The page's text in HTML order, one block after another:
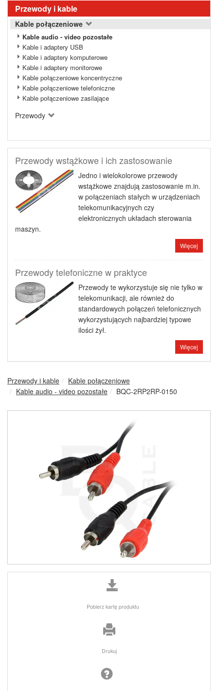
Przewody i kable
Kable połączeniowe
Kable audio - video pozostałe
Kable i adaptery USB
Kable i adaptery komputerowe
Kable i adaptery monitorowe
Kable połączeniowe koncentryczne
Kable połączeniowe telefoniczne
Kable połączeniowe zasilające
Przewody
Przewody wstążkowe i ich zastosowanie
Jedno i wielokolorowe przewody
wstążkowe znajdują zastosowanie m.in.
w połączeniach stałych w urządzeniach
telekomunikacyjnych czy
elektronicznych układach sterowania
maszyn.
Więcej
Przewody telefoniczne w praktyce
Przewody te wykorzystuje się nie tylko w
telekomunikacji, ale również do
standardowych połączeń telefonicznych
wykorzystujących najbardziej typowe
ilości żył.
Więcej
Przewody i kable
Kable połączeniowe
Kable audio - video pozostałe
BQC-2RP2RP-0150
Pobierz kartę produktu
Drukuj